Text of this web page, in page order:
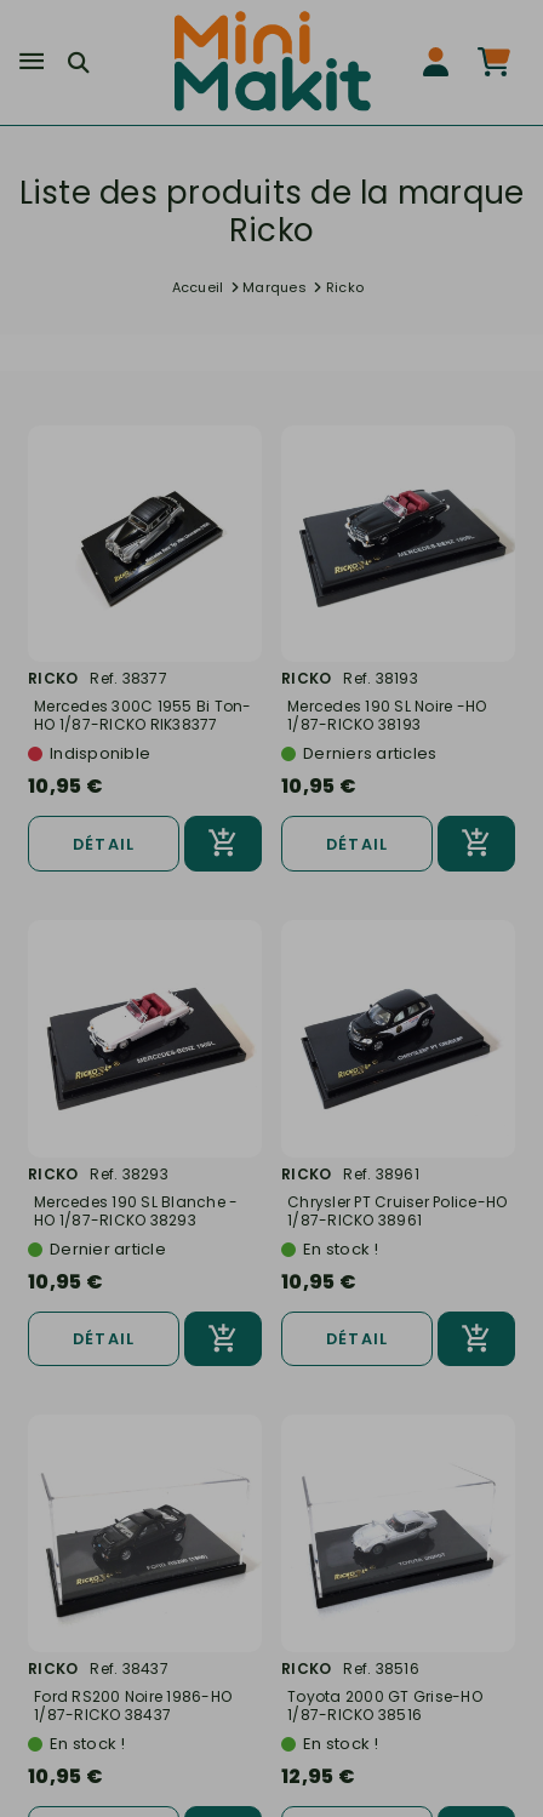
Liste des produits de la marque
Ricko
Accueil Marques Ricko
RICKO
Ref. 38377
Mercedes 300C 1955 Bi Ton-
HO 1/87-RICKO RIK38377
Indisponible
10,95 €
DÉTAIL
RICKO
Ref. 38193
Mercedes 190 SL Noire -HO
1/87-RICKO 38193
Derniers articles
10,95 €
DÉTAIL
RICKO
Ref. 38293
Mercedes 190 SL Blanche -
HO 1/87-RICKO 38293
Dernier article
10,95 €
DÉTAIL
RICKO
Ref. 38961
Chrysler PT Cruiser Police-HO
1/87-RICKO 38961
En stock !
10,95 €
DÉTAIL
RICKO
Ref. 38437
Ford RS200 Noire 1986-HO
1/87-RICKO 38437
En stock !
10,95 €
RICKO
Ref. 38516
Toyota 2000 GT Grise-HO
1/87-RICKO 38516
En stock !
12,95 €